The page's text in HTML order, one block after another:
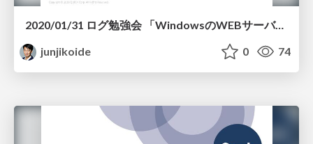
2020/01/31 ログ勉強会 「WindowsのWEBサーバログをリアルタイム監視・可視化してみた」
junjikoide
0 74